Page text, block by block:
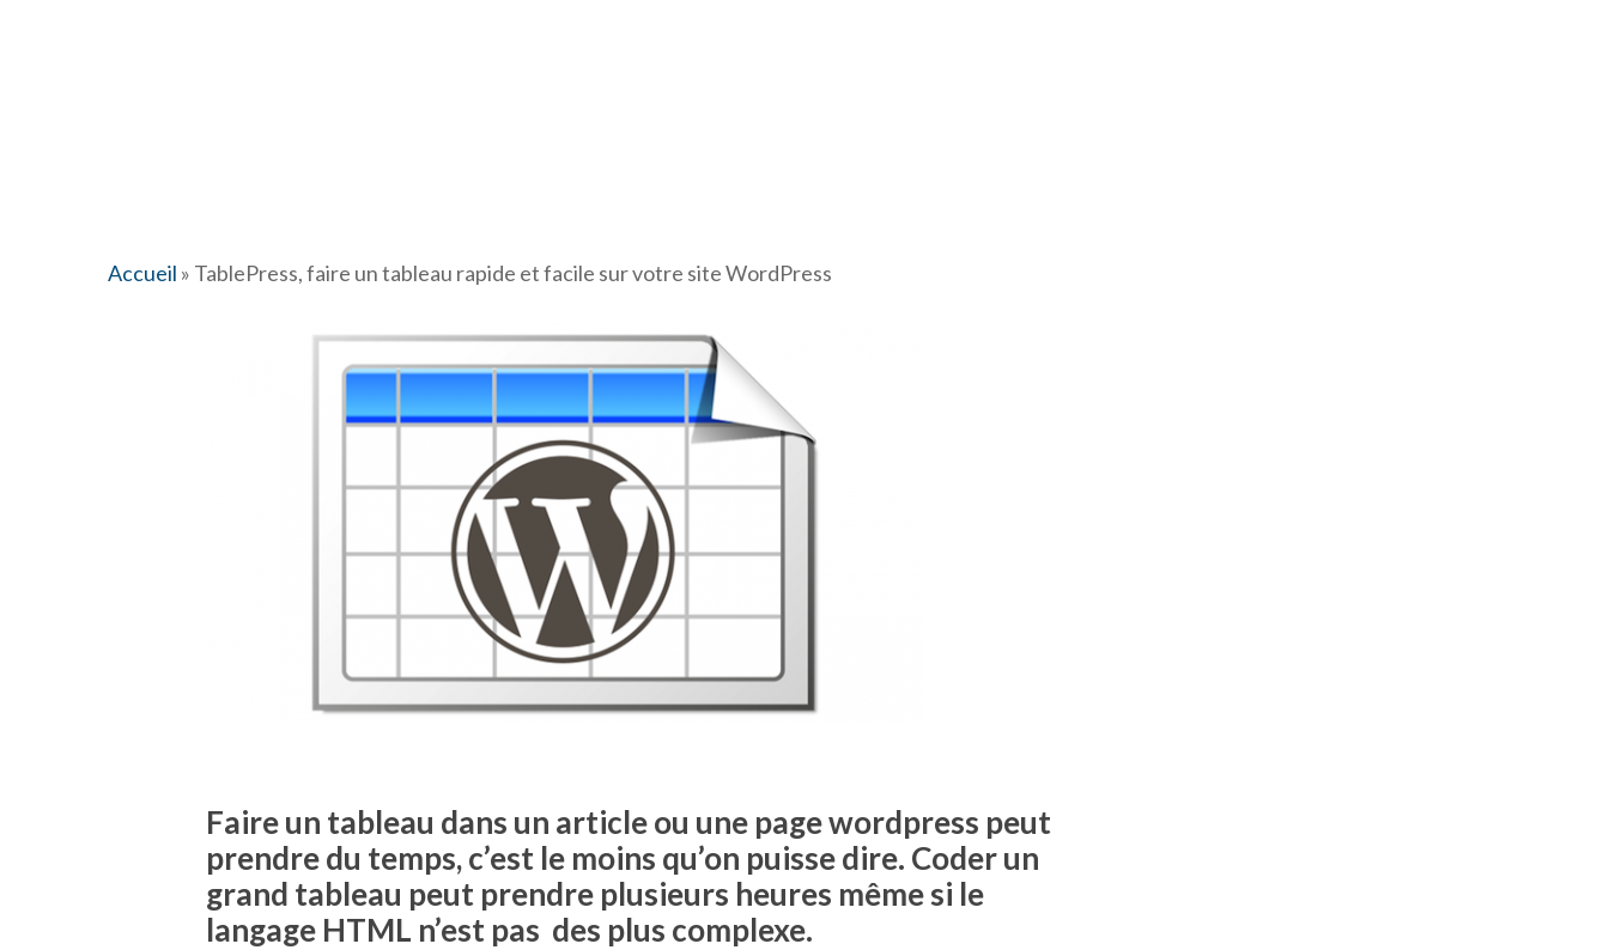
Accueil » TablePress, faire un tableau rapide et facile sur votre site WordPress
Faire un tableau dans un article ou une page wordpress peut
prendre du temps, c’est le moins qu’on puisse dire. Coder un
grand tableau peut prendre plusieurs heures même si le
langage HTML n’est pas des plus complexe.